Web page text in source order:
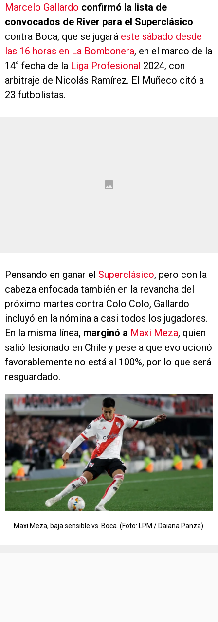
Marcelo Gallardo confirmó la lista de
convocados de River para el Superclásico
contra Boca, que se jugará este sábado desde
las 16 horas en La Bombonera, en el marco de la
14° fecha de la Liga Profesional 2024, con
arbitraje de Nicolás Ramírez. El Muñeco citó a
23 futbolistas.
Pensando en ganar el Superclásico, pero con la
cabeza enfocada también en la revancha del
próximo martes contra Colo Colo, Gallardo
incluyó en la nómina a casi todos los jugadores.
En la misma línea, marginó a Maxi Meza, quien
salió lesionado en Chile y pese a que evolucionó
favorablemente no está al 100%, por lo que será
resguardado.
Maxi Meza, baja sensible vs. Boca. (Foto: LPM / Daiana Panza).